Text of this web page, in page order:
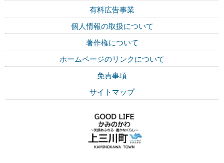
有料広告事業
個人情報の取扱について
著作権について
ホームページのリンクについて
免責事項
サイトマップ